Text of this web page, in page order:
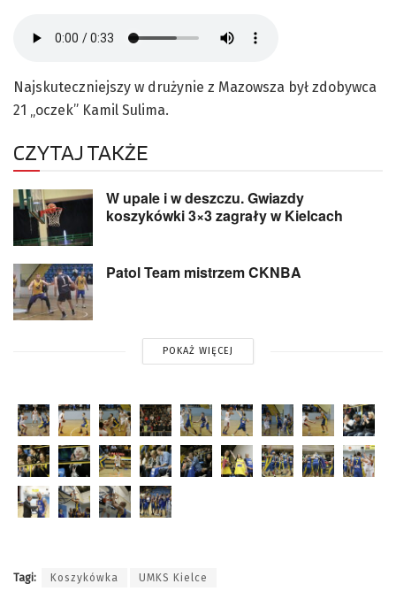
Najskuteczniejszy w drużynie z Mazowsza był zdobywca
21 „oczek” Kamil Sulima.
CZYTAJ TAKŻE
W upale i w deszczu. Gwiazdy
koszykówki 3×3 zagrały w Kielcach
Patol Team mistrzem CKNBA
POKAŻ WIĘCEJ
Tagi: Koszykówka UMKS Kielce